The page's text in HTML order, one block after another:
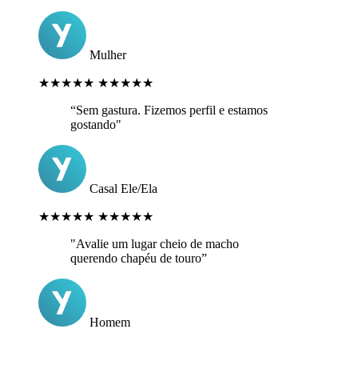
Mulher
★★★★★ ★★★★★
“Sem gastura. Fizemos perfil e estamos
gostando"
Casal Ele/Ela
★★★★★ ★★★★★
"Avalie um lugar cheio de macho
querendo chapéu de touro”
Homem